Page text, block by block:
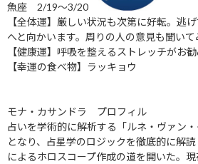
魚座 2/19～3/20
【全体運】厳しい状況も次第に好転。逃
へと向かいます。周りの人の意見も聞いて
【健康運】呼吸を整えるストレッチがお
【幸運の食べ物】ラッキョウ
モナ・カサンドラ プロフィル
占いを学術的に解析する「ルネ・ヴァン
となり、占星学のロジックを徹底的に解
によるホロスコープ作成の道を開いた。現